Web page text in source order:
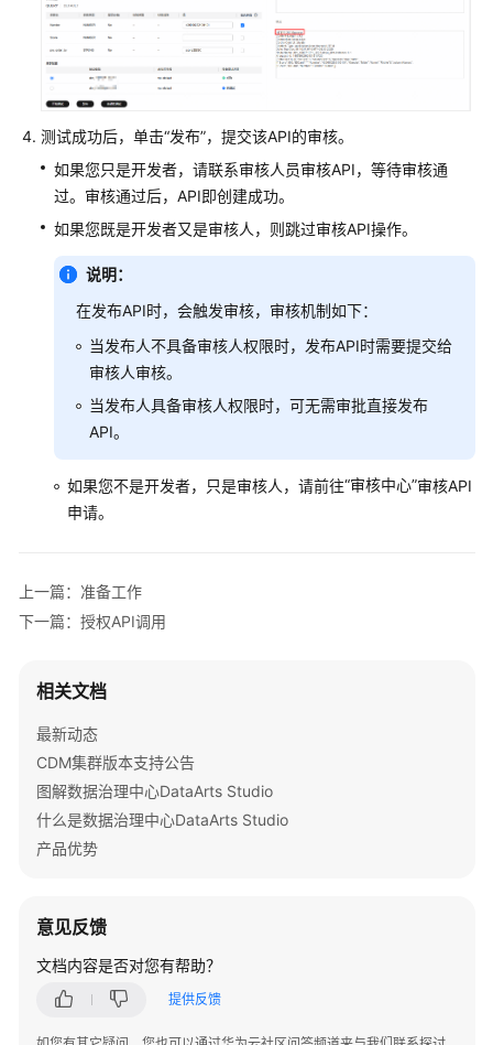
佳
实
践
参
考
题
帮
档
下
载
通
用
参
产
术
测试成功后，单击“发布”，提交该API的审核。
如果您只是开发者，请联系审核人员审核API，等待审核通
过。审核通过后，API即创建成功。
如果您既是开发者又是审核人，则跳过审核API操作。
说明：
在发布API时，会触发审核，审核机制如下：
当发布人不具备审核人权限时，发布API时需要提交给
审核人审核。
当发布人具备审核人权限时，可无需审批直接发布
API。
如果您不是开发者，只是审核人，请前往“审核中心”审核API
申请。
上一篇：准备工作
下一篇：授权API调用
相关文档
最新动态
CDM集群版本支持公告
图解数据治理中心DataArts Studio
什么是数据治理中心DataArts Studio
产品优势
意见反馈
文档内容是否对您有帮助？
提供反馈